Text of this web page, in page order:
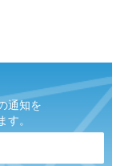
通知を
す。